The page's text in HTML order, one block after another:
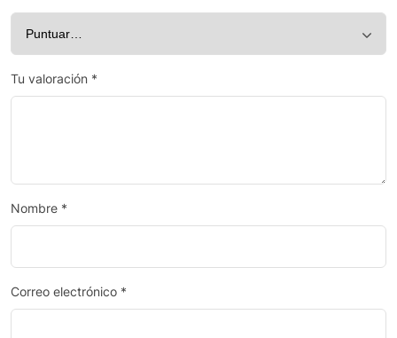
Tu valoración *
Nombre *
Correo electrónico *